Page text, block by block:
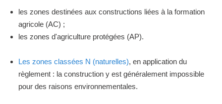
les zones destinées aux constructions liées à la formation
agricole (AC) ;
les zones d'agriculture protégées (AP).
Les zones classées N (naturelles), en application du
règlement : la construction y est généralement impossible
pour des raisons environnementales.